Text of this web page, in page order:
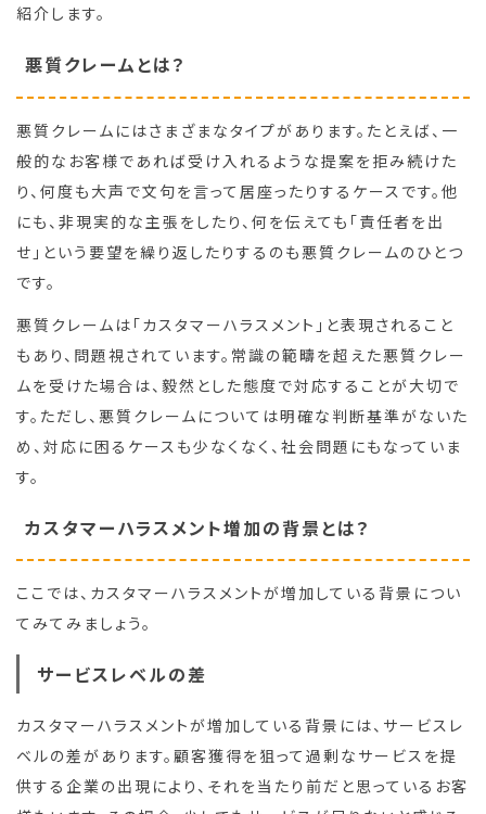
紹介します。
悪質クレームとは？
悪質クレームにはさまざまなタイプがあります。たとえば、一
般的なお客様であれば受け入れるような提案を拒み続けた
り、何度も大声で文句を言って居座ったりするケースです。他
にも、非現実的な主張をしたり、何を伝えても「責任者を出
せ」という要望を繰り返したりするのも悪質クレームのひとつ
です。
悪質クレームは「カスタマーハラスメント」と表現されること
もあり、問題視されています。常識の範疇を超えた悪質クレー
ムを受けた場合は、毅然とした態度で対応することが大切で
す。ただし、悪質クレームについては明確な判断基準がないた
め、対応に困るケースも少なくなく、社会問題にもなっていま
す。
カスタマーハラスメント増加の背景とは？
ここでは、カスタマーハラスメントが増加している背景につい
てみてみましょう。
サービスレベルの差
カスタマーハラスメントが増加している背景には、サービスレ
ベルの差があります。顧客獲得を狙って過剰なサービスを提
供する企業の出現により、それを当たり前だと思っているお客